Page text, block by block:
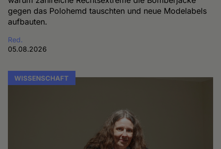
gegen das Polohemd tauschten und neue Modelabels
aufbauten.
Red.
05.08.2026
WISSENSCHAFT